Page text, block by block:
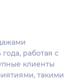
работая с
клиенты
такими